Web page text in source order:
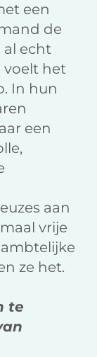
een
de
al echt
voelt het
In hun
een
aan
vrije
ze het.
te